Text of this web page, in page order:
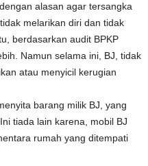
alasan agar tersangka
melarikan diri dan tidak
berdasarkan audit BPKP
Namun selama ini, BJ, tidak
atau menyicil kerugian
barang milik BJ, yang
tiada lain karena, mobil BJ
rumah yang ditempati